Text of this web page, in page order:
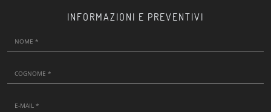
INFORMAZIONI E PREVENTIVI